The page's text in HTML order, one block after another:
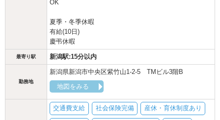
OK
夏季・冬季休暇
有給(10日)
慶弔休暇
最寄り駅 新潟駅:15分以内
勤務地
新潟県新潟市中央区紫竹山1-2-5 TMビル3階B
地図をみる
交通費支給 社会保険完備 産休・育休制度あり